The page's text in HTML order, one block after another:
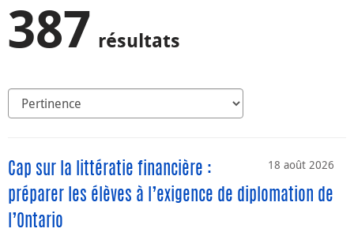
387 résultats
18 août 2026
Cap sur la littératie financière :
préparer les élèves à l’exigence de diplomation de
l’Ontario